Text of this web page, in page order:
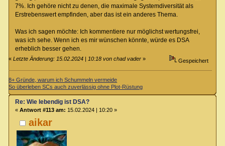
7%. Ich gehöre nicht zu denen, die maximale Systemdiversität als
Erstrebenswert empfinden, aber das ist ein anderes Thema.
Was ich sagen möchte: Ich kommentiere nur möglichst wertungsfrei,
was ich sehe. Wenn ich es mir wünschen könnte, würde es DSA
erheblich besser gehen.
«Letzte Änderung: 15.02.2024 | 10:18 von chad vader » Gespeichert
8+ Gründe, warum ich Schummeln vermeide
So überleben SCs auch zuverlässig ohne Plot-Rüstung
aikar
Re: Wie lebendig ist DSA?
« Antwort #113 am: 15.02.2024 | 10:20 »